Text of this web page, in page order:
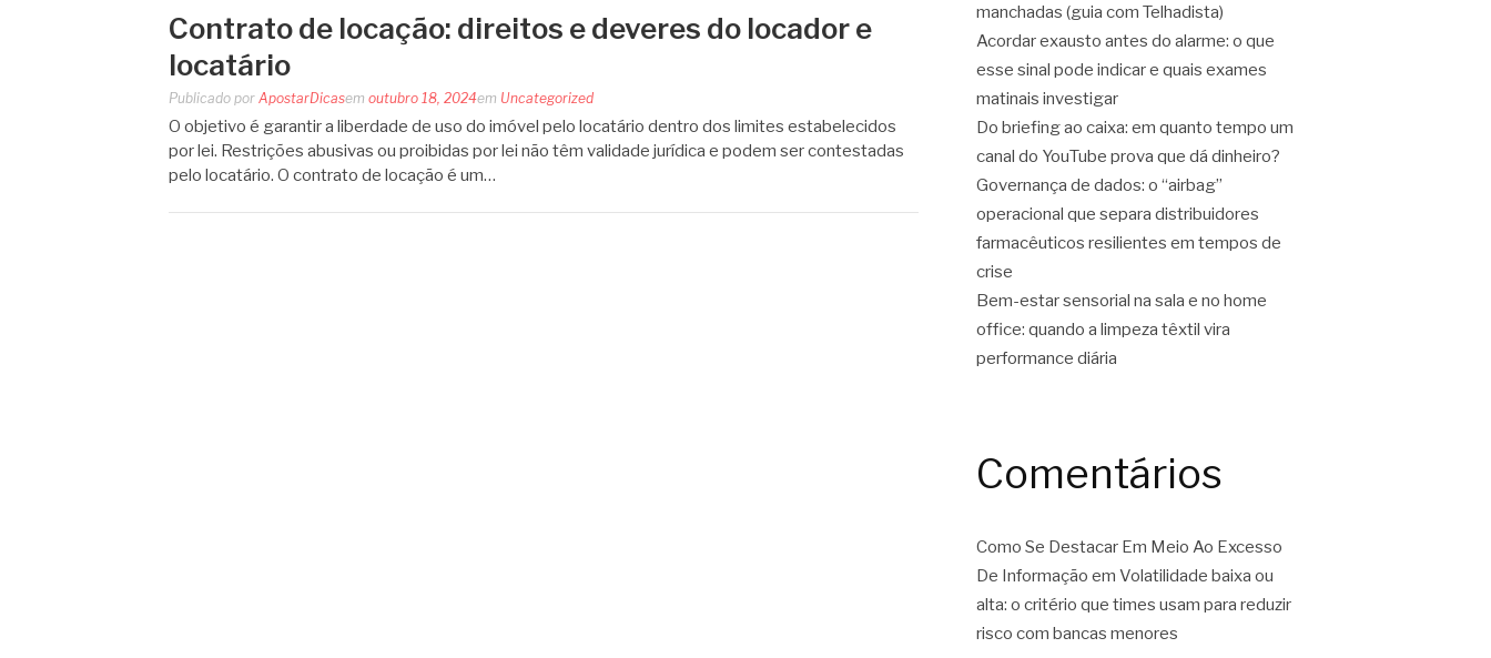
Contrato de locação: direitos e deveres do locador e
locatário
Publicado por ApostarDicasem outubro 18, 2024em Uncategorized
O objetivo é garantir a liberdade de uso do imóvel pelo locatário dentro dos limites estabelecidos
por lei. Restrições abusivas ou proibidas por lei não têm validade jurídica e podem ser contestadas
pelo locatário. O contrato de locação é um…
manchadas (guia com Telhadista)
Acordar exausto antes do alarme: o que
esse sinal pode indicar e quais exames
matinais investigar
Do briefing ao caixa: em quanto tempo um
canal do YouTube prova que dá dinheiro?
Governança de dados: o “airbag”
operacional que separa distribuidores
farmacêuticos resilientes em tempos de
crise
Bem-estar sensorial na sala e no home
office: quando a limpeza têxtil vira
performance diária
Comentários
Como Se Destacar Em Meio Ao Excesso
De Informação em Volatilidade baixa ou
alta: o critério que times usam para reduzir
risco com bancas menores